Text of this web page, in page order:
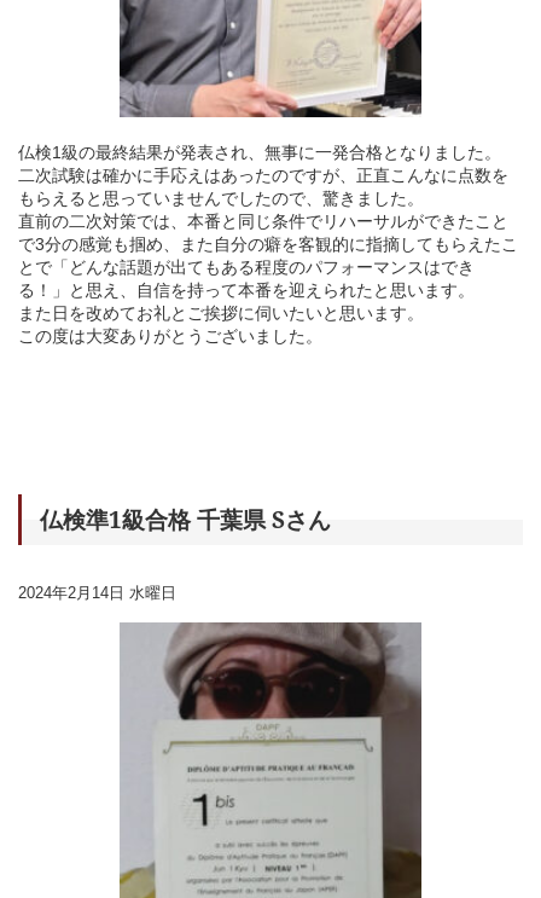
仏検1級の最終結果が発表され、無事に一発合格となりました。
二次試験は確かに手応えはあったのですが、正直こんなに点数を
もらえると思っていませんでしたので、驚きました。
直前の二次対策では、本番と同じ条件でリハーサルができたこと
で3分の感覚も掴め、また自分の癖を客観的に指摘してもらえたこ
とで「どんな話題が出てもある程度のパフォーマンスはでき
る！」と思え、自信を持って本番を迎えられたと思います。
また日を改めてお礼とご挨拶に伺いたいと思います。
この度は大変ありがとうございました。
仏検準1級合格 千葉県 Sさん
2024年2月14日 水曜日